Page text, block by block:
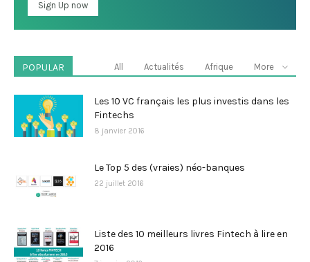
POPULAR All Actualités Afrique More
Les 10 VC français les plus investis dans les
Fintechs
8 janvier 2016
Le Top 5 des (vraies) néo-banques
22 juillet 2016
Liste des 10 meilleurs livres Fintech à lire en
2016